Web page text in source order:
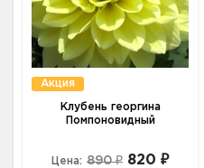
Акция
Клубень георгина
Помпоновидный
Цена: 890 ₽ 820 ₽